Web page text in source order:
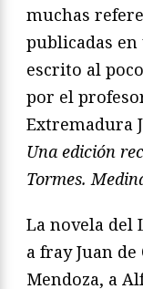
muchas
publicadas
escrito al
por el
Extremadura
Una edición
Tormes.
La novela del
a fray Juan
Mendoza, a